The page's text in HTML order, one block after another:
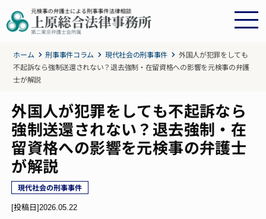
ホーム 刑事事件コラム 現代社会の刑事事件
外国人が犯罪をしても
不起訴なら強制送還されない？退去強制・在留資格への影響を元検事の弁護
士が解説
外国人が犯罪をしても不起訴なら
強制送還されない？退去強制・在
留資格への影響を元検事の弁護士
が解説
現代社会の刑事事件
[投稿日]2026.05.22